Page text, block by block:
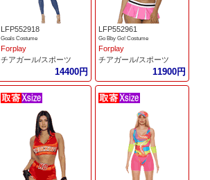
LFP552918
Goals Costume
Forplay
チアガール/スポーツ
14400円
LFP552961
Go Bby Go! Costume
Forplay
チアガール/スポーツ
11900円